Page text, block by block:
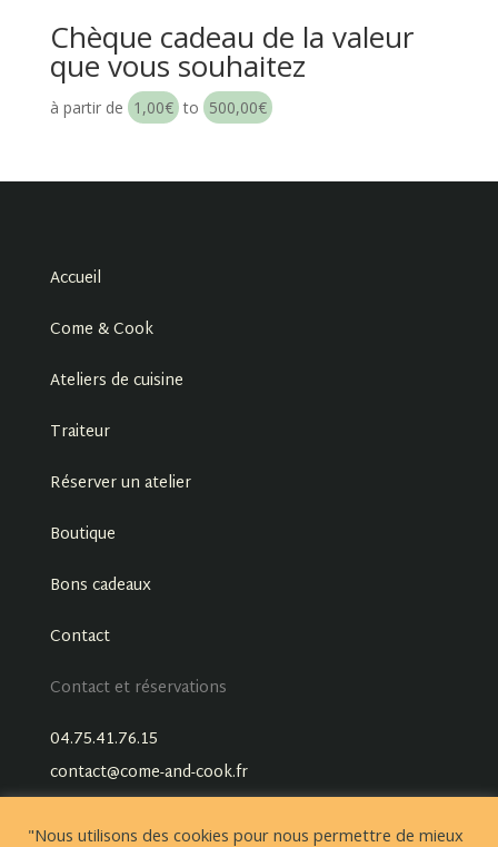
Chèque cadeau de la valeur
que vous souhaitez
à partir de 1,00€ to 500,00€
Accueil
Come & Cook
Ateliers de cuisine
Traiteur
Réserver un atelier
Boutique
Bons cadeaux
Contact
Contact et réservations
04.75.41.76.15
contact@come-and-cook.fr
"Nous utilisons des cookies pour nous permettre de mieux